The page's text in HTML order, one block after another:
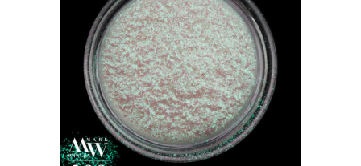
перевізника, інтернет магазин не несе
відповідальності за збереження і цілісність